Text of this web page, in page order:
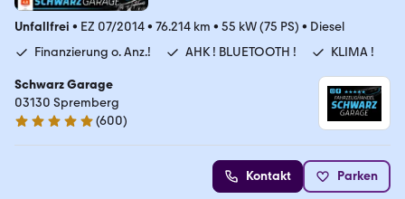
Unfallfrei • EZ 07/2014• 76.214 km • 55 kW (75 PS) • Diesel
Finanzierung o. Anz.!
AHK ! BLUETOOTH ! KLIMA !
Schwarz Garage
03130 Spremberg
4.9 Sterne
(600)
Kontakt Parken